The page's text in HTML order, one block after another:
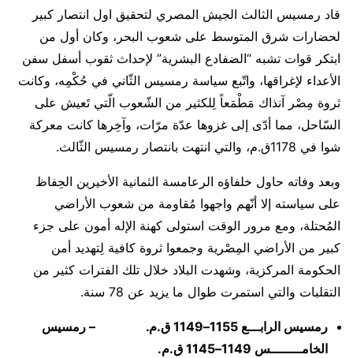
قاد رمسيس الثالث الجيش المصري لتحقيق اول انتصار كبير
لحضارات شرق المتوسط على شعوب البحر، وكان أول من
ابتكر قوات تشبه “الضفادع البشرية” لإحداث ثقوب أسفل سفن
الأعداء لإغراقها، واتّبع سياسة رمسيس الثّاني في حُكْمِه، وكانت
ثروة مِصْر آنذاك مَطْمَعاً لِلكثير من الشّعوب الّتي تَعيش على
السّاحل، مما أدّى إلى غزوها عدّة مرّات، وآخِرها كانت معركة
شوا في 1178ق.م، والتي انتهت بانتصار رمسيس الثّالث.
وبعد وفاته حاول خلفاؤه الرعامسة الثمانية الأخيرين الحِفاظ
على سياسته إلا أنّهم واجهوا مُقاومة من شعوب الأراضي
المُحتلة، ومع مرور الوقت استولى كهنة الإله أمون على جزء
كبير من الأراضي المِصْرية وجمعوا ثروة كافية لِتهديد أمن
الحكومة المركزية، وشهدت البلاد خلال تلك الفترات كثير من
التقلبات والتي استمرت طوال ما يزيد عن 78 سنة.
رمسيس الرابـــع 1155–1149 ق.م. – رمسيس
الخامــــــــس 1149–1145 ق.م.